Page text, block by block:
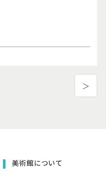
＞
美術館について